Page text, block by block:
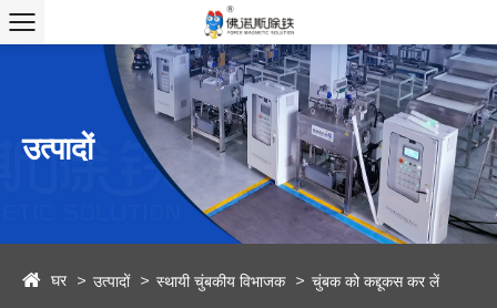
उत्पादों
घर उत्पादों स्थायी चुंबकीय विभाजक चुंबक को कद्दूकस कर लें